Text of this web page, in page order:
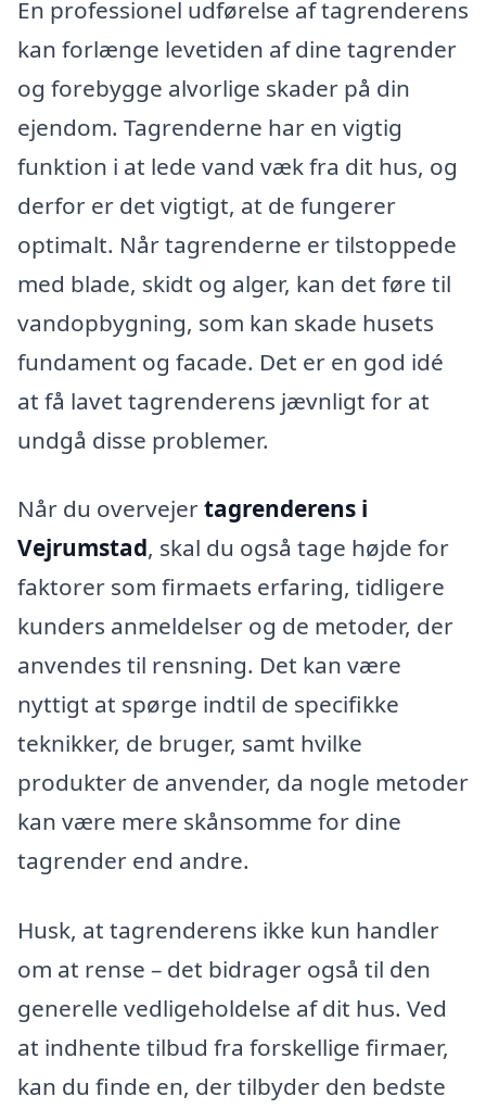
En professionel udførelse af tagrenderens
kan forlænge levetiden af dine tagrender
og forebygge alvorlige skader på din
ejendom. Tagrenderne har en vigtig
funktion i at lede vand væk fra dit hus, og
derfor er det vigtigt, at de fungerer
optimalt. Når tagrenderne er tilstoppede
med blade, skidt og alger, kan det føre til
vandopbygning, som kan skade husets
fundament og facade. Det er en god idé
at få lavet tagrenderens jævnligt for at
undgå disse problemer.
Når du overvejertagrenderens i
Vejrumstad, skal du også tage højde for
faktorer som firmaets erfaring, tidligere
kunders anmeldelser og de metoder, der
anvendes til rensning. Det kan være
nyttigt at spørge indtil de specifikke
teknikker, de bruger, samt hvilke
produkter de anvender, da nogle metoder
kan være mere skånsomme for dine
tagrender end andre.
Husk, at tagrenderens ikke kun handler
om at rense – det bidrager også til den
generelle vedligeholdelse af dit hus. Ved
at indhente tilbud fra forskellige firmaer,
kan du finde en, der tilbyder den bedste